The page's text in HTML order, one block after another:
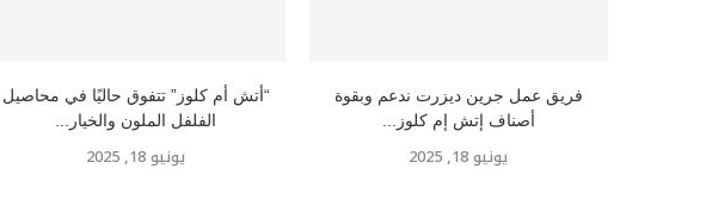
“أتش أم كلوز” تتفوق حاليًا في محاصيل
الفلفل الملون والخيار...
يونيو 18, 2025
فريق عمل جرين ديزرت ندعم وبقوة
أصناف إتش إم كلوز...
يونيو 18, 2025